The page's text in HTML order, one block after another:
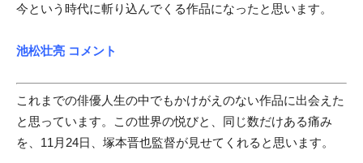
今という時代に斬り込んでくる作品になったと思います。
池松壮亮 コメント
これまでの俳優人生の中でもかけがえのない作品に出会えた
と思っています。この世界の悦びと、同じ数だけある痛み
を、11月24日、塚本晋也監督が見せてくれると思います。